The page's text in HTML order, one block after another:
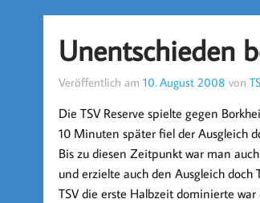
Unentschieden
Veröffentlich am 10. August 2008 von
Die TSV Reserve spielte gegen
10 Minuten später fiel der Ausgleich
Bis zu diesen Zeitpunkt war man
und erzielte auch den Ausgleich
TSV die erste Halbzeit dominierte